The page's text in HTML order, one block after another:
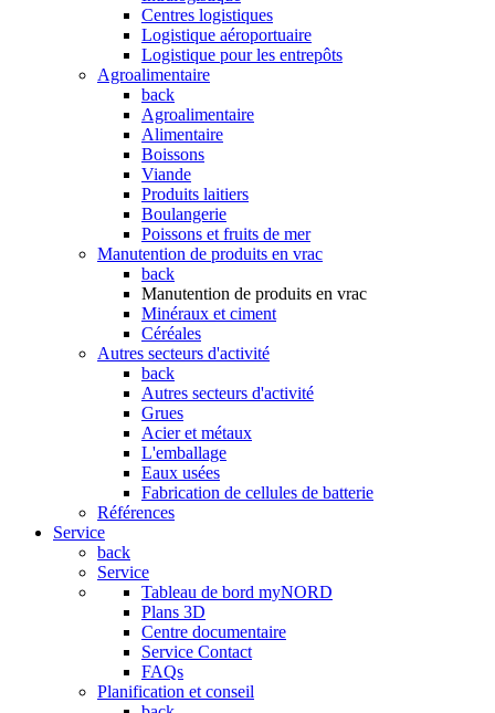
Centres logistiques
Logistique aéroportuaire
Logistique pour les entrepôts
Agroalimentaire
back
Agroalimentaire
Alimentaire
Boissons
Viande
Produits laitiers
Boulangerie
Poissons et fruits de mer
Manutention de produits en vrac
back
Manutention de produits en vrac
Minéraux et ciment
Céréales
Autres secteurs d'activité
back
Autres secteurs d'activité
Grues
Acier et métaux
L'emballage
Eaux usées
Fabrication de cellules de batterie
Références
Service
back
Service
Tableau de bord myNORD
Plans 3D
Centre documentaire
Service Contact
FAQs
Planification et conseil